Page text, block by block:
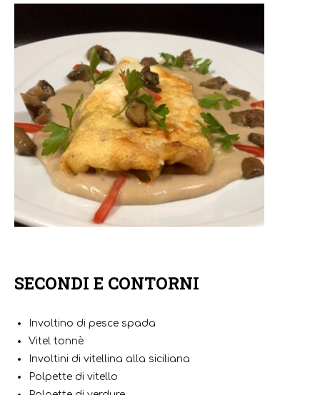
SECONDI E CONTORNI
Involtino di pesce spada
Vitel tonnè
Involtini di vitellina alla siciliana
Polpette di vitello